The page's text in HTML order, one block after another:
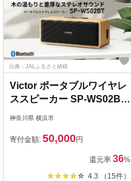
出典：JALふるさと納税
Victor ポータブルワイヤレ
ススピーカー SP-WS02BT
| 天然木ウッドボディ
生 AUX 対応 コンパクト ギ
フト 人気 おすすめ 神奈川
神奈川県 横浜市
寄付金額: 50,000円
還元率 36%
4.3 （15件）